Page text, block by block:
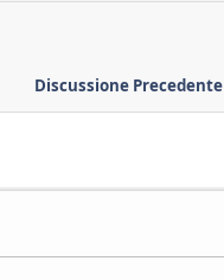
Discussione Precedente